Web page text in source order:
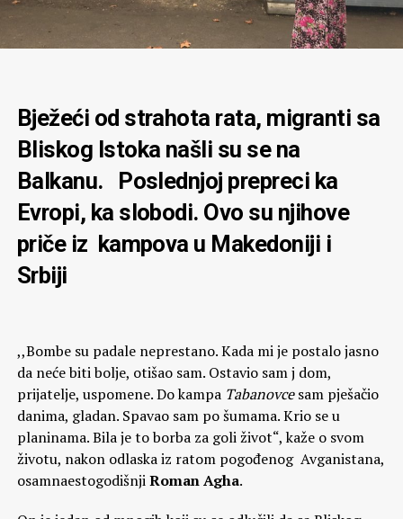
Bježeći od strahota rata, migranti sa
Bliskog Istoka našli su se na
Balkanu. Poslednjoj prepreci ka
Evropi, ka slobodi. Ovo su njihove
priče iz kampova u Makedoniji i
Srbiji
,,Bombe su padale neprestano. Kada mi je postalo jasno
da neće biti bolje, otišao sam. Ostavio sam j dom,
prijatelje, uspomene. Do kampa Tabanovcesam pješačio
danima, gladan. Spavao sam po šumama. Krio se u
planinama. Bila je to borba za goli život“, kaže o svom
životu, nakon odlaska iz ratom pogođenog Avganistana,
osamnaestogodišnjiRoman Agha.